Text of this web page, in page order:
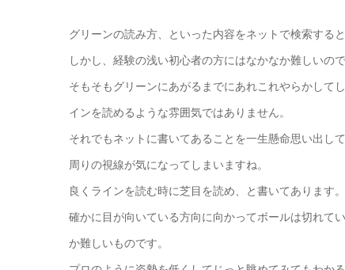
グリーンの読み方、といった内容をネットで検索する
しかし、経験の浅い初心者の方にはなかなか難しいの
そもそもグリーンにあがるまでにあれこれやらかして
インを読めるような雰囲気ではありません。
それでもネットに書いてあることを一生懸命思い出し
周りの視線が気になってしまいますね。
良くラインを読む時に芝目を読め、と書いてあります。
確かに目が向いている方向に向かってボールは切れて
か難しいものです。